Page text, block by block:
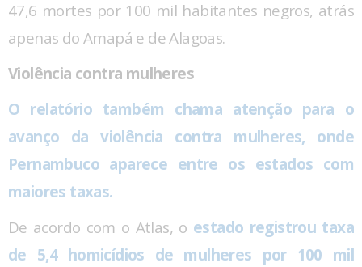
47,6 mortes por 100 mil habitantes negros, atrás
apenas do Amapá e de Alagoas.
Violência contra mulheres
O relatório também chama atenção para o
avanço da violência contra mulheres, onde
Pernambuco aparece entre os estados com
maiores taxas.
De acordo com o Atlas, o estado registrou taxa
de 5,4 homicídios de mulheres por 100 mil